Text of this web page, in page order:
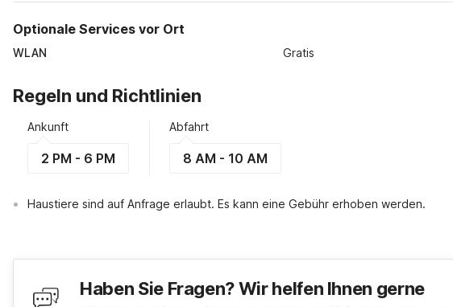
Optionale Services vor Ort
WLAN Gratis
Regeln und Richtlinien
Ankunft
2 PM - 6 PM
Abfahrt
8 AM - 10 AM
Haustiere sind auf Anfrage erlaubt. Es kann eine Gebühr erhoben werden.
Haben Sie Fragen? Wir helfen Ihnen gerne